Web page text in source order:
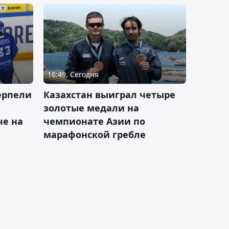
на
16:49, Сегодня
Казахстан выиграл четыре
золотые медали на
чемпионате Азии по
марафонской гребле